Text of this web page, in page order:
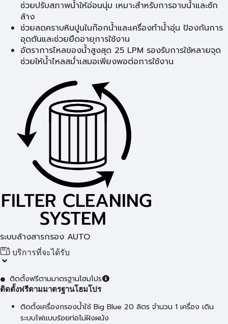
ช่วยปรับสภาพน้ำให้อ่อนนุ่ม เหมาะสำหรับการอาบน้ำและซัก
ล้าง
ช่วยลดคราบหินปูนในก๊อกน้ำและเครื่องทำน้ำอุ่น ป้องกันการ
อุดตันและช่วยยืดอายุการใช้งาน
อัตราการไหลของน้ำสูงสุด 25 LPM รองรับการใช้หลายจุด
ช่วยให้น้ำไหลสม่ำเสมอเพียงพอต่อการใช้งาน
ระบบล้างสารกรอง AUTO
บริการที่จะได้รับ
ติดตั้งฟรีตามมาตรฐานโฮมโปร
ติดตั้งฟรีตามมาตรฐานโฮมโปร
ติดตั้งเครื่องกรองน้ำใช้ Big Blue 20 ลิตร จำนวน 1 เครื่อง เดิน
ระบบไฟแบบร้อยท่อไม่ฝังผนัง